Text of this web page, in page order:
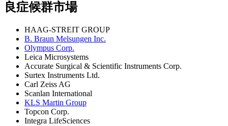
良症候群市場
HAAG-STREIT GROUP
B. Braun Melsungen Inc.
Olympus Corp.
Leica Microsystems
Accurate Surgical & Scientific Instruments Corp.
Surtex Instruments Ltd.
Carl Zeiss AG
Scanlan International
KLS Martin Group
Topcon Corp.
Integra LifeSciences